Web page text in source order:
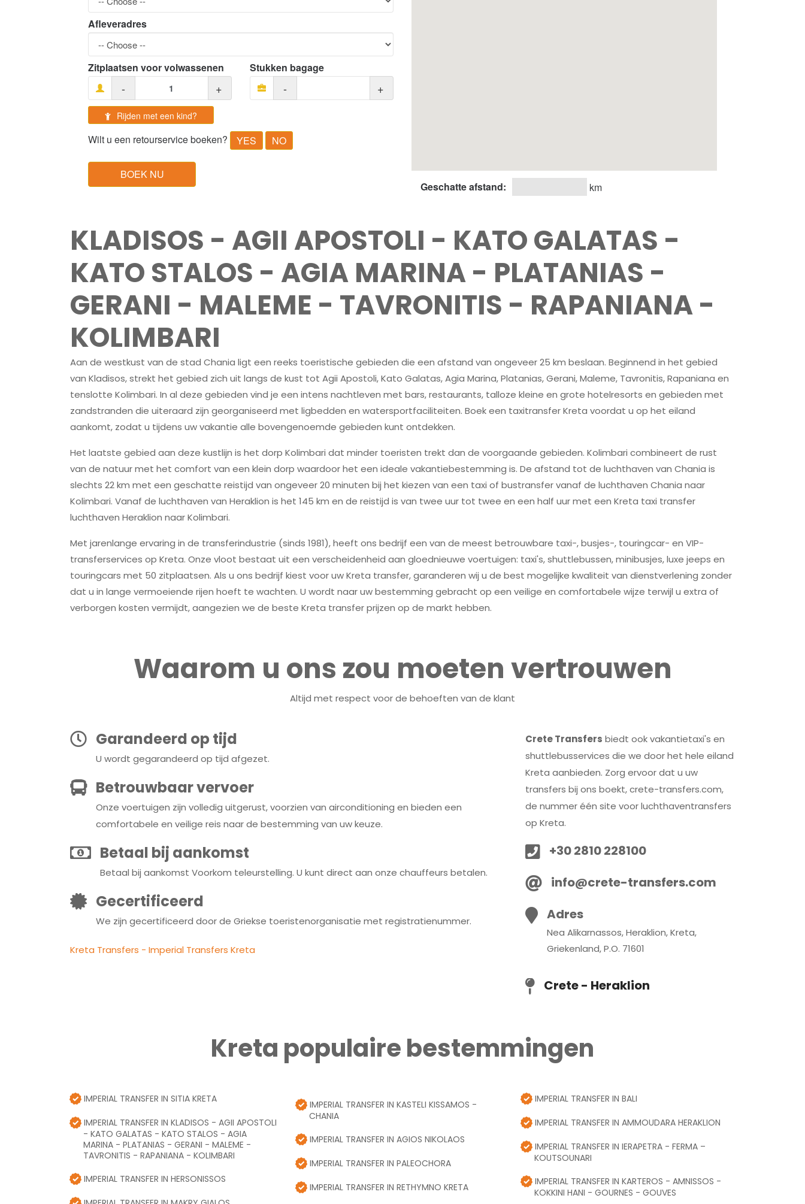
Afleveradres
Zitplaatsen voor volwassenen
- +
Stukken bagage
- +
Rijden met een kind?
Wilt u een retourservice boeken? YES NO
Geschatte afstand: km
KLADISOS - AGII APOSTOLI - KATO GALATAS -
KATO STALOS - AGIA MARINA - PLATANIAS -
GERANI - MALEME - TAVRONITIS - RAPANIANA -
KOLIMBARI
Aan de westkust van de stad Chania ligt een reeks toeristische gebieden die een afstand van ongeveer 25 km beslaan. Beginnend in het gebied
van Kladisos, strekt het gebied zich uit langs de kust tot Agii Apostoli, Kato Galatas, Agia Marina, Platanias, Gerani, Maleme, Tavronitis, Rapaniana en
tenslotte Kolimbari. In al deze gebieden vind je een intens nachtleven met bars, restaurants, talloze kleine en grote hotelresorts en gebieden met
zandstranden die uiteraard zijn georganiseerd met ligbedden en watersportfaciliteiten. Boek een taxitransfer Kreta voordat u op het eiland
aankomt, zodat u tijdens uw vakantie alle bovengenoemde gebieden kunt ontdekken.
Het laatste gebied aan deze kustlijn is het dorp Kolimbari dat minder toeristen trekt dan de voorgaande gebieden. Kolimbari combineert de rust
van de natuur met het comfort van een klein dorp waardoor het een ideale vakantiebestemming is. De afstand tot de luchthaven van Chania is
slechts 22 km met een geschatte reistijd van ongeveer 20 minuten bij het kiezen van een taxi of bustransfer vanaf de luchthaven Chania naar
Kolimbari. Vanaf de luchthaven van Heraklion is het 145 km en de reistijd is van twee uur tot twee en een half uur met een Kreta taxi transfer
luchthaven Heraklion naar Kolimbari.
Met jarenlange ervaring in de transferindustrie (sinds 1981), heeft ons bedrijf een van de meest betrouwbare taxi-, busjes-, touringcar- en VIP-
transferservices op Kreta. Onze vloot bestaat uit een verscheidenheid aan gloednieuwe voertuigen: taxi's, shuttlebussen, minibusjes, luxe jeeps en
touringcars met 50 zitplaatsen. Als u ons bedrijf kiest voor uw Kreta transfer, garanderen wij u de best mogelijke kwaliteit van dienstverlening zonder
dat u in lange vermoeiende rijen hoeft te wachten. U wordt naar uw bestemming gebracht op een veilige en comfortabele wijze terwijl u extra of
verborgen kosten vermijdt, aangezien we de beste Kreta transfer prijzen op de markt hebben.
Waarom u ons zou moeten vertrouwen
Altijd met respect voor de behoeften van de klant
Garandeerd op tijd
U wordt gegarandeerd op tijd afgezet.
Betrouwbaar vervoer
Onze voertuigen zijn volledig uitgerust, voorzien van airconditioning en bieden een
comfortabele en veilige reis naar de bestemming van uw keuze.
Betaal bij aankomst
Betaal bij aankomst Voorkom teleurstelling. U kunt direct aan onze chauffeurs betalen.
Gecertificeerd
We zijn gecertificeerd door de Griekse toeristenorganisatie met registratienummer.
Kreta Transfers - Imperial Transfers Kreta
Crete Transfers biedt ook vakantietaxi's en
shuttlebusservices die we door het hele eiland
Kreta aanbieden. Zorg ervoor dat u uw
transfers bij ons boekt, crete-transfers.com,
de nummer één site voor luchthaventransfers
op Kreta.
+30 2810 228100
info@crete-transfers.com
Adres
Nea Alikarnassos, Heraklion, Kreta,
Griekenland, P.O. 71601
Crete - Heraklion
Kreta populaire bestemmingen
IMPERIAL TRANSFER IN SITIA KRETA
IMPERIAL TRANSFER IN KLADISOS - AGII APOSTOLI
- KATO GALATAS - KATO STALOS - AGIA
MARINA - PLATANIAS - GERANI - MALEME -
TAVRONITIS - RAPANIANA - KOLIMBARI
IMPERIAL TRANSFER IN HERSONISSOS
IMPERIAL TRANSFER IN KASTELI KISSAMOS -
CHANIA
IMPERIAL TRANSFER IN AGIOS NIKOLAOS
IMPERIAL TRANSFER IN PALEOCHORA
IMPERIAL TRANSFER IN RETHYMNO KRETA
IMPERIAL TRANSFER IN BALI
IMPERIAL TRANSFER IN AMMOUDARA HERAKLION
IMPERIAL TRANSFER IN IERAPETRA - FERMA –
KOUTSOUNARI
IMPERIAL TRANSFER IN KARTEROS - AMNISSOS -
KOKKINI HANI - GOURNES - GOUVES